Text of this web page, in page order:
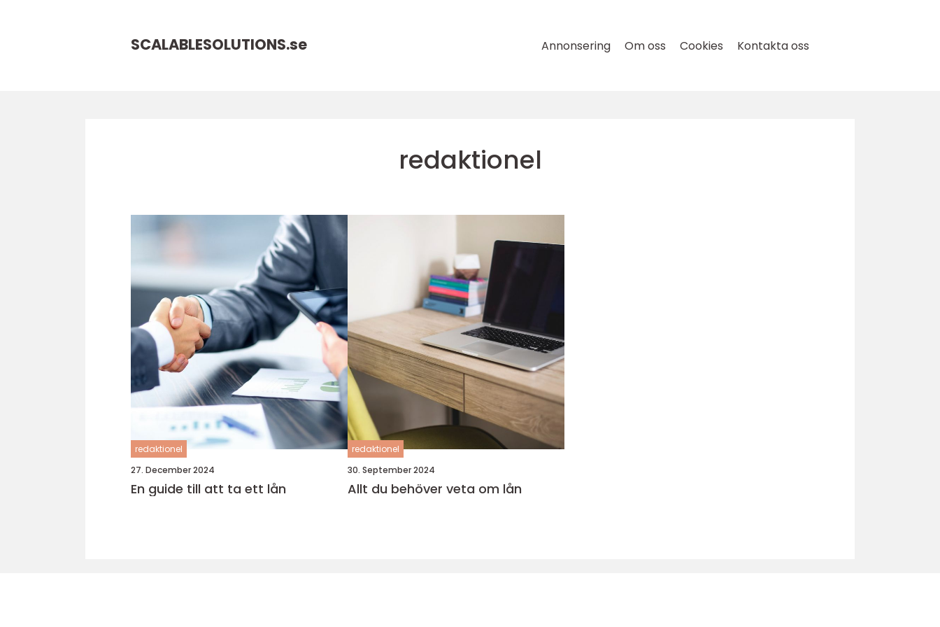
SCALABLESOLUTIONS.se Annonsering Om oss Cookies Kontakta oss
redaktionel
redaktionel
27. December 2024
En guide till att ta ett lån
redaktionel
30. September 2024
Allt du behöver veta om lån